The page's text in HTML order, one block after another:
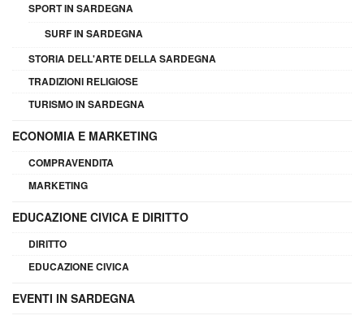
SPORT IN SARDEGNA
SURF IN SARDEGNA
STORIA DELL'ARTE DELLA SARDEGNA
TRADIZIONI RELIGIOSE
TURISMO IN SARDEGNA
ECONOMIA E MARKETING
COMPRAVENDITA
MARKETING
EDUCAZIONE CIVICA E DIRITTO
DIRITTO
EDUCAZIONE CIVICA
EVENTI IN SARDEGNA